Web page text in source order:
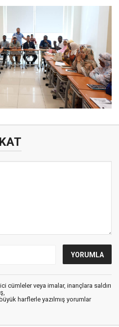
cümleler veya imalar, inançlara saldırı
harflerle yazılmış yorumlar